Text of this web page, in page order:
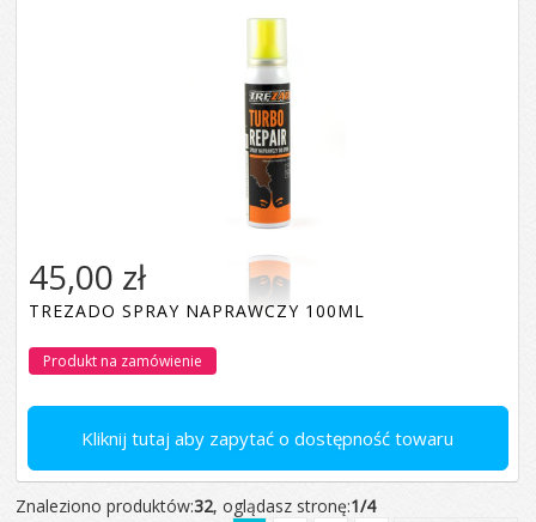
Kliknij tutaj aby zapytać o dostępność towaru
45,00 zł
TREZADO SPRAY NAPRAWCZY 100ML
Produkt na zamówienie
Znaleziono produktów:32, oglądasz stronę:1/4